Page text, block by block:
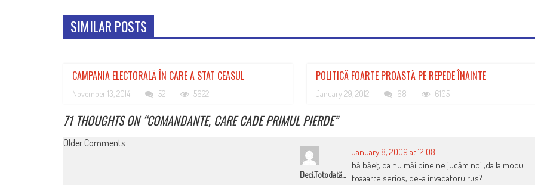
SIMILAR POSTS
CAMPANIA ELECTORALĂ ÎN CARE A STAT CEASUL
November 13, 2014 52 5622
POLITICĂ FOARTE PROASTĂ PE REPEDE ÎNAINTE
January 29, 2012 68 6105
71 THOUGHTS ON “COMANDANTE, CARE CADE PRIMUL PIERDE”
COMMENT
Older Comments
Deci,totodată...
January 8, 2009 at 12:08
bă băeţ, da nu măi bine ne jucăm noi ,da la modu
foaaarte serios, de-a invadatoru rus?